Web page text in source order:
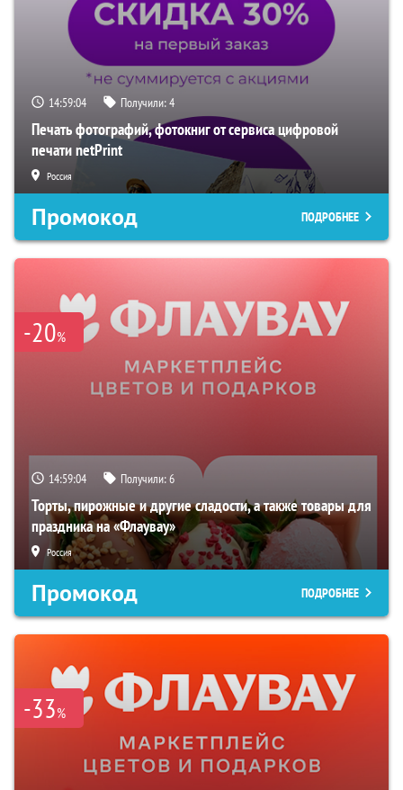
14:59:04 Получили:4
Печать фотографий, фотокниг от сервиса цифровой
печати netPrint
Россия
Промокод ПОДРОБНЕЕ
-20%
14:59:04 Получили:6
Торты, пирожные и другие сладости, а также товары для
праздника на «Флаувау»
Россия
Промокод ПОДРОБНЕЕ
-33%